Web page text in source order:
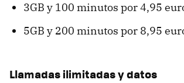
3GB y 100 minutos por 4,95
5GB y 200 minutos por 8,95
Llamadas ilimitadas y datos